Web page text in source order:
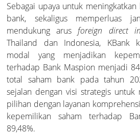
Sebagai upaya untuk
bank, sekaligus memperluas
mendukung arus foreign direct
Thailand dan Indonesia, KBank
modal yang menjadikan
terhadap Bank Maspion menjadi
total saham bank pada tahun
sejalan dengan visi strategis
pilihan dengan layanan
kepemilikan saham terhadap
89,48%.